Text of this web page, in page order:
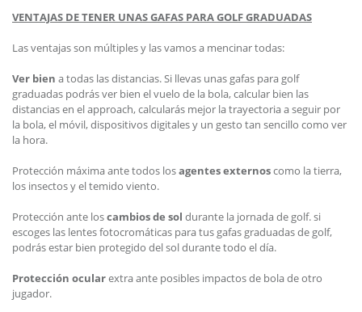
VENTAJAS DE TENER UNAS GAFAS PARA GOLF GRADUADAS
Las ventajas son múltiples y las vamos a mencinar todas:
Ver bien a todas las distancias. Si llevas unas gafas para golf
graduadas podrás ver bien el vuelo de la bola, calcular bien las
distancias en el approach, calcularás mejor la trayectoria a seguir por
la bola, el móvil, dispositivos digitales y un gesto tan sencillo como ver
la hora.
Protección máxima ante todos losagentes externoscomo la tierra,
los insectos y el temido viento.
Protección ante loscambios de sol durante la jornada de golf. si
escoges las lentes fotocromáticas para tus gafas graduadas de golf,
podrás estar bien protegido del sol durante todo el día.
Protección ocularextra ante posibles impactos de bola de otro
jugador.